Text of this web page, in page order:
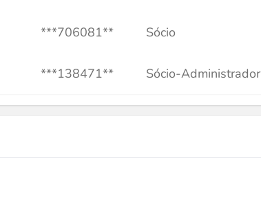
***706081** Sócio
***138471** Sócio-Administrador